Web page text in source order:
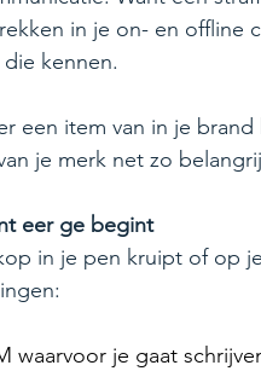
in je on- en offline
kennen.
een item van in je
je merk net zo
eer ge begint
in je pen kruipt of op
waarvoor je gaat